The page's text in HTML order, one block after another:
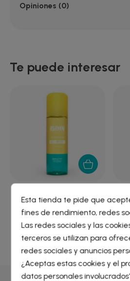
Opiniones (0)
Te puede interesar
ISDIN HYDRO LOTION SPF
50...
22,33 €
Crear lista de deseos
Nombre de la lista de deseos
Iniciar sesión
Debe iniciar sesión para guardar
deseos.
Esta tienda te pide que
fines de rendimiento, redes
Las redes sociales y las
terceros se utilizan para
redes sociales y anuncios
¿Aceptas estas cookies y el
datos personales